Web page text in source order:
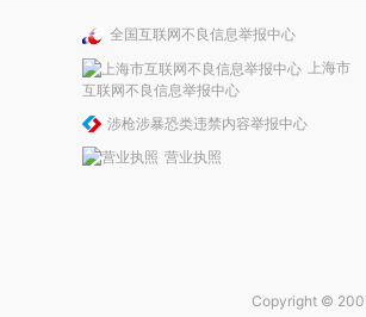
全国互联网不良信息举报中心
上海市
互联网不良信息举报中心
涉枪涉暴恐类违禁内容举报中心
营业执照
Copyright ©